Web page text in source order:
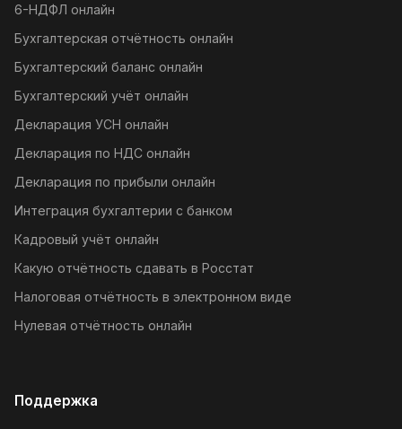
6-НДФЛ онлайн
Бухгалтерская отчётность онлайн
Бухгалтерский баланс онлайн
Бухгалтерский учёт онлайн
Декларация УСН онлайн
Декларация по НДС онлайн
Декларация по прибыли онлайн
Интеграция бухгалтерии с банком
Кадровый учёт онлайн
Какую отчётность сдавать в Росстат
Налоговая отчётность в электронном виде
Нулевая отчётность онлайн
Поддержка